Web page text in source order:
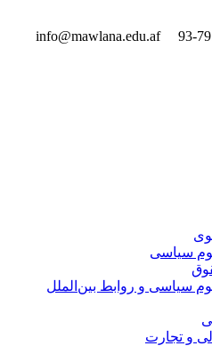
info@mawlana.edu.af
سیاسی
سیاسی و روابط بین‌الملل
و تجارت